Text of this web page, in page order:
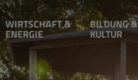
WIRTSCHAFT &
ENERGIE
BILDUNG &
KULTUR